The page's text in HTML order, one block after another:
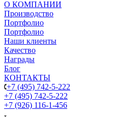
О КОМПАНИИ
Производство
Портфолио
Портфолио
Наши клиенты
Качество
Награды
Блог
КОНТАКТЫ
+7 (495) 742-5-222
+7 (495) 742-5-222
+7 (926) 116-1-456